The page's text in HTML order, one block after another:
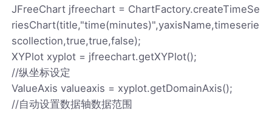
JFreeChart jfreechart = ChartFactory.createTimeSe
riesChart(title,"time(minutes)",yaxisName,timeserie
scollection,true,true,false);
XYPlot xyplot = jfreechart.getXYPlot();
//纵坐标设定
ValueAxis valueaxis = xyplot.getDomainAxis();
//自动设置数据轴数据范围